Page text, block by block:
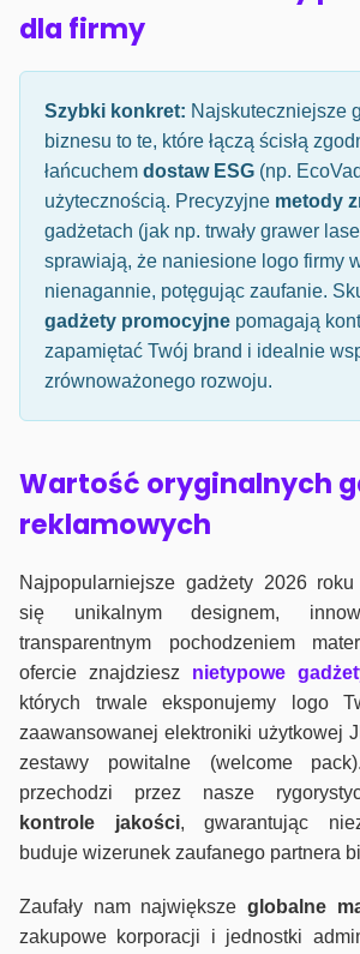
dla firmy
Szybki konkret: Najskuteczniejsze
biznesu to te, które łączą ścisłą
łańcuchem dostaw ESG (np.
użytecznością. Precyzyjne metody
gadżetach (jak np. trwały grawer
sprawiają, że naniesione logo firmy
nienagannie, potęgując zaufanie.
gadżety promocyjne pomagają
zapamiętać Twój brand i idealnie
zrównoważonego rozwoju.
Wartość oryginalnych
reklamowych
Najpopularniejsze gadżety 2026
się unikalnym designem,
transparentnym pochodzeniem
ofercie znajdziesz nietypowe
których trwale eksponujemy logo
zaawansowanej elektroniki użytkowej
zestawy powitalne (welcome
przechodzi przez nasze
kontrole jakości, gwarantując
buduje wizerunek zaufanego partnera
Zaufały nam największeglobalne
zakupowe korporacji i jednostki